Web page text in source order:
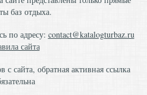
баз отдыха.
по адресу: contact@katalogturbaz.ru
сайта
сайта, обратная активная ссылка